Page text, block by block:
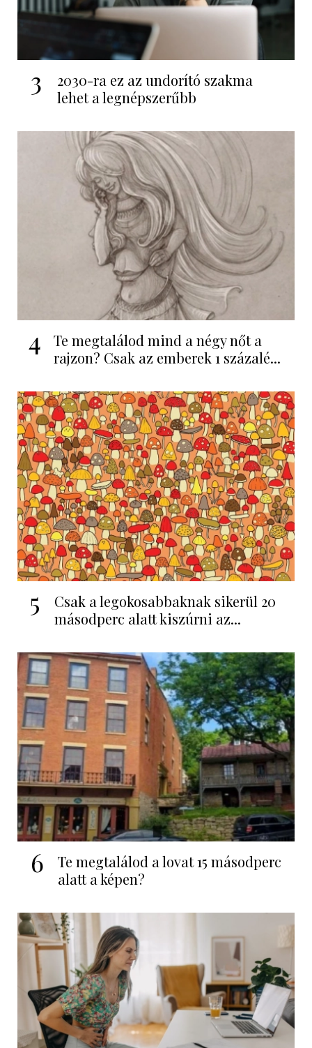
3
2030-ra ez az undorító szakma
lehet a legnépszerűbb
4
Te megtalálod mind a négy nőt a
rajzon? Csak az emberek 1 százalé...
5
Csak a legokosabbaknak sikerül 20
másodperc alatt kiszúrni az...
6
Te megtalálod a lovat 15 másodperc
alatt a képen?